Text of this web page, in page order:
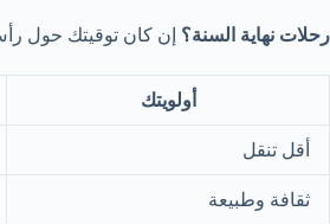
رحلات نهاية السنة؟ إن كان توقيتك حول
أولويتك
أقل تنقل
ثقافة وطبيعة